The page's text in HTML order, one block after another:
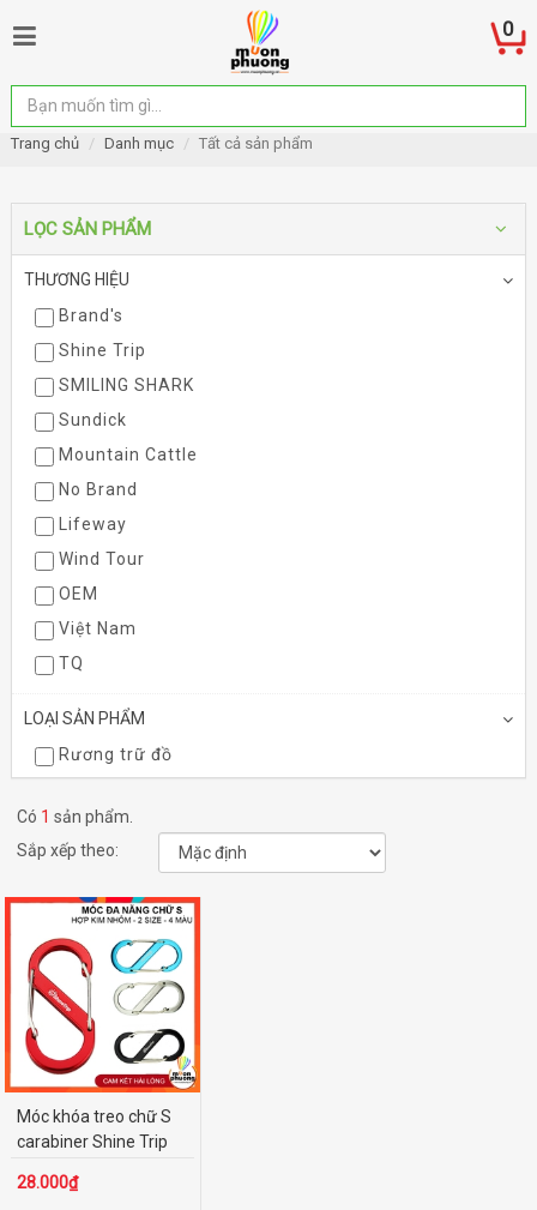
0
Trang chủ Danh mục Tất cả sản phẩm
LỌC SẢN PHẨM
THƯƠNG HIỆU
Brand's
Shine Trip
SMILING SHARK
Sundick
Mountain Cattle
No Brand
Lifeway
Wind Tour
OEM
Việt Nam
TQ
LOẠI SẢN PHẨM
Rương trữ đồ
chén bát
Hộp kim chỉ may vá
khay kệ chén bát
cọc lều
võng
Vệ sinh
Phụ kiện khác
Dụng cụ nấu nướng
Đồ dùng uống trà & cà phê
Lều & vật dụng
Có 1 sản phẩm.
Sắp xếp theo:
Móc khóa treo chữ S
carabiner Shine Trip
28.000₫